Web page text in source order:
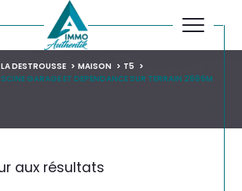
LA DESTROUSSE MAISON
T5
GARAGE ET DEPENDANCE SUR TERRAIN 2666M
aux résultats